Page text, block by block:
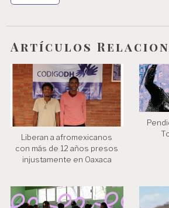
e
e
n
t
r
a
d
a
Artículos
Liberan a afromexicanos
con más de 12 años presos
injustamente en Oaxaca